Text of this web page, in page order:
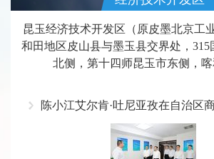
昆玉经济技术开发区（原皮墨北京工
和田地区皮山县与墨玉县交界处，315
北侧，第十四师昆玉市东侧，